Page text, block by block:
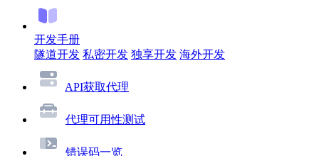
开发手册
隧道开发 私密开发 独享开发 海外开发
API获取代理
代理可用性测试
错误码一览